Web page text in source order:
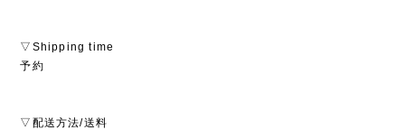
▽Shipping time
予約
▽配送方法/送料